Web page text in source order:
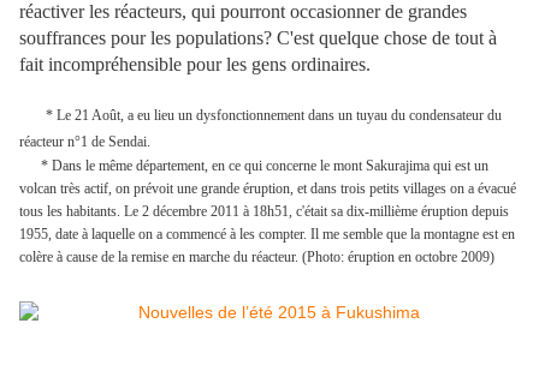
réactiver les réacteurs, qui pourront occasionner de grandes
souffrances pour les populations? C'est quelque chose de tout à
fait incompréhensible pour les gens ordinaires.
* Le 21 Août, a eu lieu un dysfonctionnement dans un tuyau du condensateur du
réacteur n°1 de Sendai.
* Dans le même département, en ce qui concerne le mont Sakurajima qui est un
volcan très actif, on prévoit une grande éruption, et dans trois petits villages on a évacué
tous les habitants. Le 2 décembre 2011 à 18h51, c'était sa dix-millième éruption depuis
1955, date à laquelle on a commencé à les compter. Il me semble que la montagne est en
colère à cause de la remise en marche du réacteur. (Photo: éruption en octobre 2009)